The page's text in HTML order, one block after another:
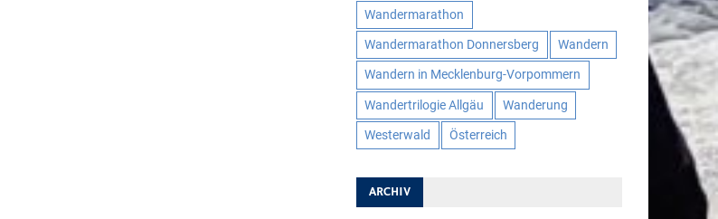
Wandermarathon
Wandermarathon Donnersberg Wandern
Wandern in Mecklenburg-Vorpommern
Wandertrilogie Allgäu Wanderung
Westerwald Österreich
ARCHIV